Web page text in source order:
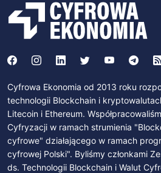
Cyfrowa Ekonomia od 2013 roku
technologii Blockchain i
Litecoin i Ethereum.
Cyfryzacji w ramach strumienia
cyfrowe" działającego w ramach
cyfrowej Polski". Byliśmy członkami
ds. Technologii Blockchain i Walut